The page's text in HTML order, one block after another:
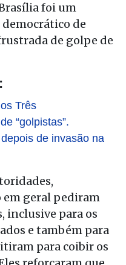
foi um
de
de golpe de
Três
“golpistas”.
de invasão na
em geral pediram
inclusive para os
e também para
para coibir os